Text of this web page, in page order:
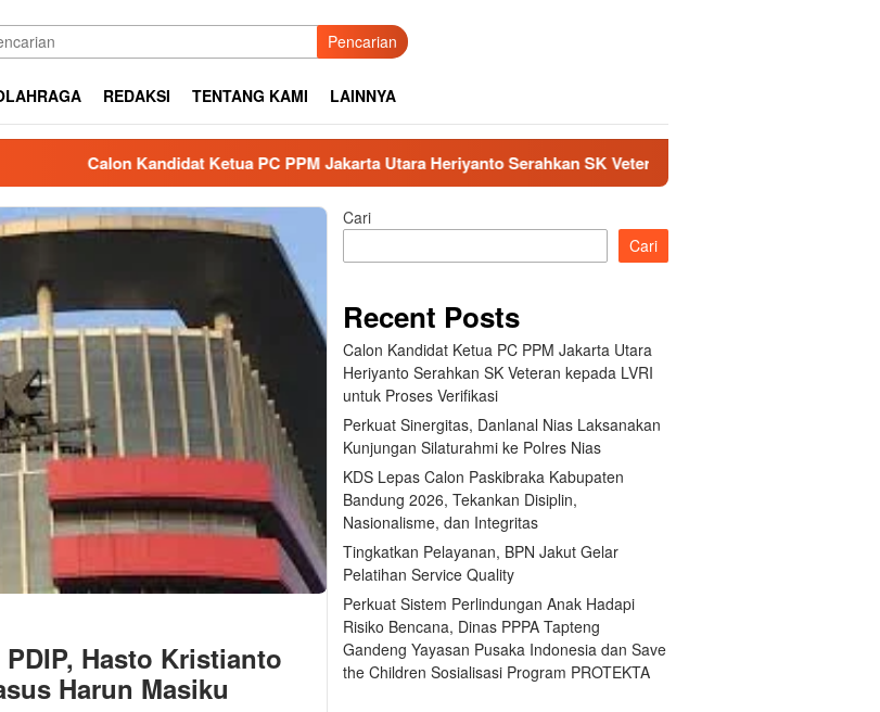
Pencarian
REDAKSI TENTANG KAMI LAINNYA
Calon Kandidat Ketua PC PPM Jakarta Utara Heriyanto Serahkan SK Veteran kepada LVRI untuk Proses Verifikasi
Hasto Kristianto
Harun Masiku
Cari
Cari
Recent Posts
Calon Kandidat Ketua PC PPM Jakarta Utara
Heriyanto Serahkan SK Veteran kepada LVRI
untuk Proses Verifikasi
Perkuat Sinergitas, Danlanal Nias Laksanakan
Kunjungan Silaturahmi ke Polres Nias
KDS Lepas Calon Paskibraka Kabupaten
Bandung 2026, Tekankan Disiplin,
Nasionalisme, dan Integritas
Tingkatkan Pelayanan, BPN Jakut Gelar
Pelatihan Service Quality
Perkuat Sistem Perlindungan Anak Hadapi
Risiko Bencana, Dinas PPPA Tapteng
Gandeng Yayasan Pusaka Indonesia dan Save
the Children Sosialisasi Program PROTEKTA